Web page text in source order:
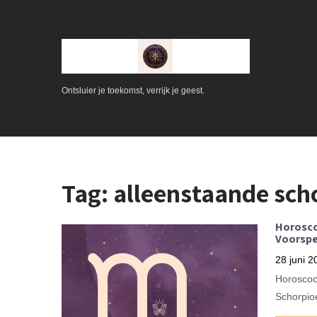
Ontsluier je toekomst, verrijk je geest.
Tag: alleenstaande
28 juni